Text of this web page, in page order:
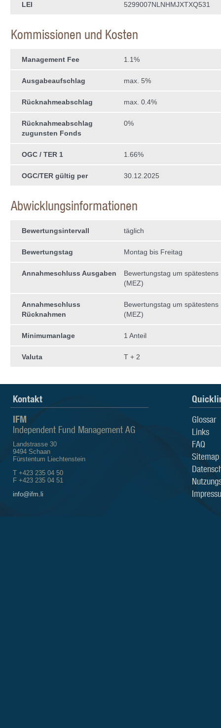
LEI 5299007NLNHMJXTXQ531
Kommissionen und Kosten
Management Fee 1.1%
Ausgabeaufschlag max. 5%
Rücknahmeabschlag max. 0.4%
Rücknahmeabschlag
zugunsten Fonds
0%
OGC / TER 1 1.66%
OGC/TER gültig per 30.12.2025
Abwicklungsinformationen
Bewertungsintervall täglich
Bewertungstag Montag bis Freitag
Annahmeschluss Ausgaben
Bewertungstag um spätestens
(MEZ)
Annahmeschluss
Rücknahmen
Bewertungstag um spätestens
(MEZ)
Minimumanlage 1 Anteil
Valuta T + 2
Kontakt
IFM
Independent Fund Management AG
Landstrasse 30
9494 Schaan
Fürstentum Liechtenstein
T +423 235 04 50
F +423 235 04 51
info@ifm.li
Glossar
Links
FAQ
Sitemap